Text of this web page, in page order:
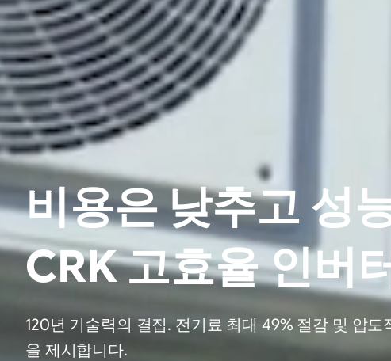
비용은 낮추고 성
CRK 고효율 인버
120년 기술력의 결집. 전기료 최대 49% 절감 및 압
을 제시합니다.